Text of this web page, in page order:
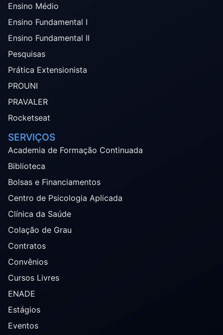
Ensino Médio
Ensino Fundamental I
Ensino Fundamental II
Pesquisas
Prática Extensionista
PROUNI
PRAVALER
Rocketseat
SERVIÇOS
Academia de Formação Continuada
Biblioteca
Bolsas e Financiamentos
Centro de Psicologia Aplicada
Clínica da Saúde
Colação de Grau
Contratos
Convênios
Cursos Livres
ENADE
Estágios
Eventos